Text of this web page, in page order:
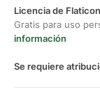
Licencia de Flaticon
Gratis para uso
información
Se requiere